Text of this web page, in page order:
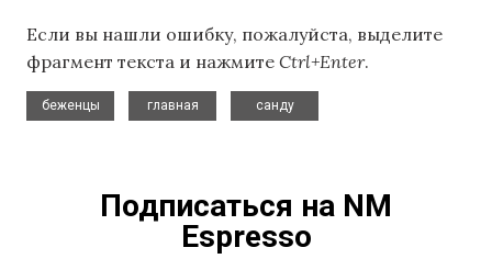
Если вы нашли ошибку, пожалуйста, выделите
фрагмент текста и нажмите Ctrl+Enter.
беженцы
главная
санду
Подписаться на NM
Espresso